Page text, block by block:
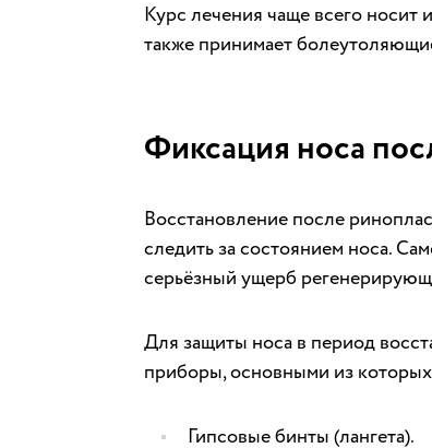
Курс лечения чаще всего носит
также принимает
Фиксация носа
Восстановление после
следить за состоянием носа.
серьёзный ущерб
Для защиты носа в период
приборы, основными из
Гипсовые бинты (лангета).